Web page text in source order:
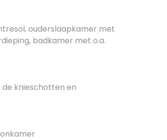
ouderslaapkamer met
badkamer met o.a.
knieschotten en